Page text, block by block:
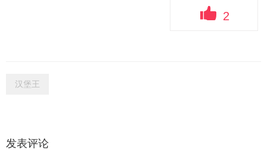
2
汉堡王
发表评论